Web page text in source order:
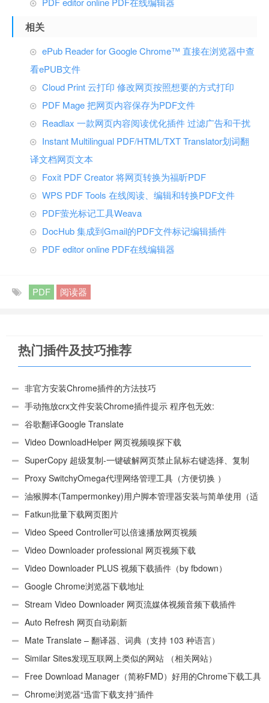
相关
ePub Reader for Google Chrome™ 直接在浏览器中查
看ePUB文件
Cloud Print 云打印 修改网页按照想要的方式打印
PDF Mage 把网页内容保存为PDF文件
Readlax 一款网页内容阅读优化插件 过滤广告和干扰
Instant Multilingual PDF/HTML/TXT Translator划词翻
译文档网页文本
Foxit PDF Creator 将网页转换为福昕PDF
WPS PDF Tools 在线阅读、编辑和转换PDF文件
PDF萤光标记工具Weava
DocHub 集成到Gmail的PDF文件标记编辑插件
PDF editor online PDF在线编辑器
PDF 阅读器
热门插件及技巧推荐
非官方安装Chrome插件的方法技巧
手动拖放crx文件安装Chrome插件提示 程序包无效:
“CEX_HEADER_INVALID”的解决办法
谷歌翻译Google Translate
Video DownloadHelper 网页视频嗅探下载
SuperCopy 超级复制-一键破解网页禁止鼠标右键选择、复制
Proxy SwitchyOmega代理网络管理工具（方便切换 ）
油猴脚本(Tampermonkey)用户脚本管理器安装与简单使用（适
用Android）
Fatkun批量下载网页图片
Video Speed Controller可以倍速播放网页视频
Video Downloader professional 网页视频下载
Video Downloader PLUS 视频下载插件（by fbdown）
Google Chrome浏览器下载地址
Stream Video Downloader 网页流媒体视频音频下载插件
Auto Refresh 网页自动刷新
Mate Translate – 翻译器、词典（支持 103 种语言）
Similar Sites发现互联网上类似的网站 （相关网站）
Free Download Manager（简称FMD）好用的Chrome下载工具
插件Chrome浏览器“迅雷下载支持”插件